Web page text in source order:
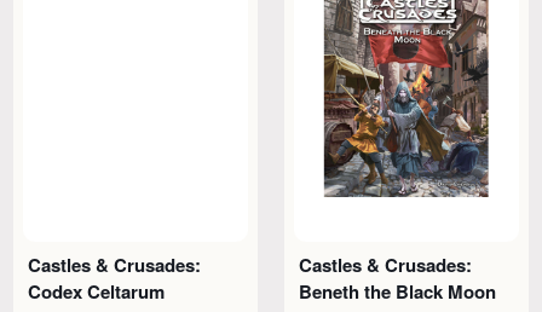
Castles & Crusades:
Codex Celtarum
Castles & Crusades:
Beneth the Black Moon